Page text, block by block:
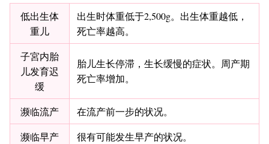
低出生体
重儿
出生时体重低于2,500g。出生体重越低，
死亡率越高。
子宮内胎
儿发育迟
缓
胎儿生长停滞，生长缓慢的症状。周产期
死亡率增加。
濒临流产
在流产前一步的状况。
濒临早产
很有可能发生早产的状况。